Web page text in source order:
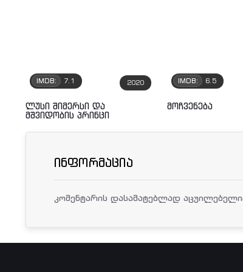
2020
IMDB: 7.1
ლუსი შიმერსი და
მშვიდობის პრინცი
IMDB: 6.5
მოჩვენება
ინფორმაცია
კომენტარის დასამატებლად